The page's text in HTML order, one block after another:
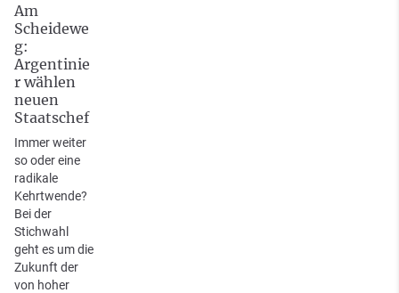
Am
Scheidewe
g:
Argentinie
r wählen
neuen
Staatschef
Immer weiter
so oder eine
radikale
Kehrtwende?
Bei der
Stichwahl
geht es um die
Zukunft der
von hoher